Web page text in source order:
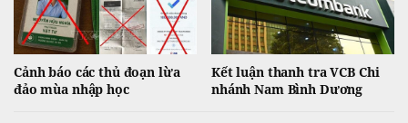
Cảnh báo các thủ đoạn lừa
đảo mùa nhập học
Kết luận thanh tra VCB Chi
nhánh Nam Bình Dương